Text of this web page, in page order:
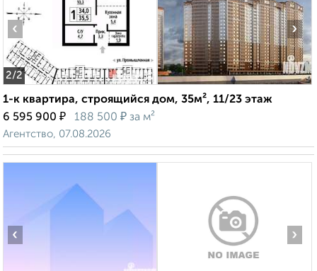
2/2
‹ ›
1-к квартира, строящийся дом, 35м², 11/23 этаж
6 595 900 ₽ 188 500 ₽ за м²
Агентство, 07.08.2026
‹ ›